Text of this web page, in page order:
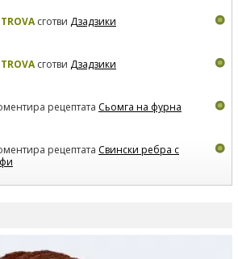
сготви Дзадзики
сготви Дзадзики
рецептата Сьомга на фурна
рецептата Свински ребра с